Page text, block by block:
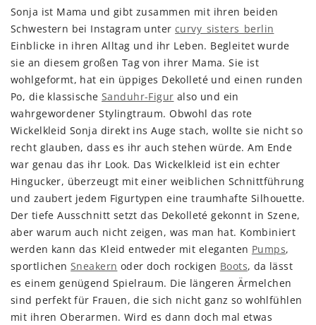
Sonja ist Mama und gibt zusammen mit ihren beiden
Schwestern bei Instagram untercurvy_sisters_berlin
Einblicke in ihren Alltag und ihr Leben. Begleitet wurde
sie an diesem großen Tag von ihrer Mama. Sie ist
wohlgeformt, hat ein üppiges Dekolleté und einen runden
Po, die klassische Sanduhr-Figur also und ein
wahrgewordener Stylingtraum. Obwohl das rote
Wickelkleid Sonja direkt ins Auge stach, wollte sie nicht so
recht glauben, dass es ihr auch stehen würde. Am Ende
war genau das ihr Look. Das Wickelkleid ist ein echter
Hingucker, überzeugt mit einer weiblichen Schnittführung
und zaubert jedem Figurtypen eine traumhafte Silhouette.
Der tiefe Ausschnitt setzt das Dekolleté gekonnt in Szene,
aber warum auch nicht zeigen, was man hat. Kombiniert
werden kann das Kleid entweder mit eleganten Pumps,
sportlichenSneakern oder doch rockigen Boots, da lässt
es einem genügend Spielraum. Die längeren Ärmelchen
sind perfekt für Frauen, die sich nicht ganz so wohlfühlen
mit ihren Oberarmen. Wird es dann doch mal etwas